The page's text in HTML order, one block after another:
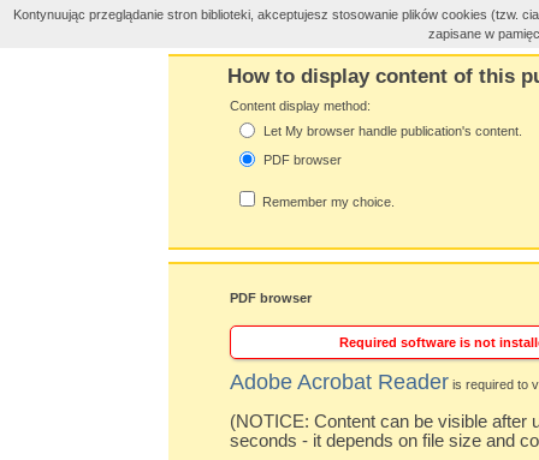
How to display content of this
Content display method:
Let My browser handle publication's content.
PDF browser
Remember my choice.
PDF browser
Required software is not
Adobe Acrobat Reader is required to
(NOTICE: Content can be visible after
seconds - it depends on file size and
Kontynuując przeglądanie stron biblioteki, akceptujesz stosowanie plików cookies
zapisane w